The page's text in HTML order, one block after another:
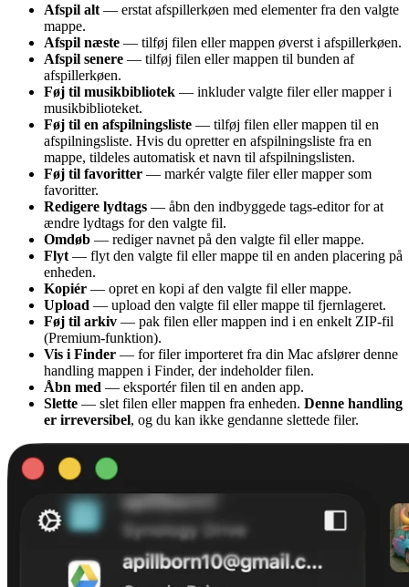
Afspil alt — erstat afspillerkøen med elementer fra den valgte
mappe.
Afspil næste — tilføj filen eller mappen øverst i afspillerkøen.
Afspil senere — tilføj filen eller mappen til bunden af
afspillerkøen.
Føj til musikbibliotek — inkluder valgte filer eller mapper i
musikbiblioteket.
Føj til en afspilningsliste — tilføj filen eller mappen til en
afspilningsliste. Hvis du opretter en afspilningsliste fra en
mappe, tildeles automatisk et navn til afspilningslisten.
Føj til favoritter — markér valgte filer eller mapper som
favoritter.
Redigere lydtags — åbn den indbyggede tags-editor for at
ændre lydtags for den valgte fil.
Omdøb — rediger navnet på den valgte fil eller mappe.
Flyt — flyt den valgte fil eller mappe til en anden placering på
enheden.
Kopiér — opret en kopi af den valgte fil eller mappe.
Upload — upload den valgte fil eller mappe til fjernlageret.
Føj til arkiv — pak filen eller mappen ind i en enkelt ZIP-fil
(Premium-funktion).
Vis i Finder — for filer importeret fra din Mac afslører denne
handling mappen i Finder, der indeholder filen.
Åbn med — eksportér filen til en anden app.
Slette — slet filen eller mappen fra enheden. Denne handling
er irreversibel, og du kan ikke gendanne slettede filer.